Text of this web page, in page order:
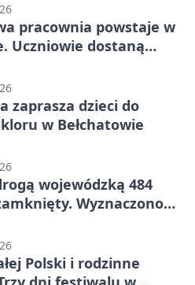
pracownia powstaje w
Uczniowie dostaną
zaprasza dzieci do
w Bełchatowie
wojewódzką 484
Wyznaczono
Polski i rodzinne